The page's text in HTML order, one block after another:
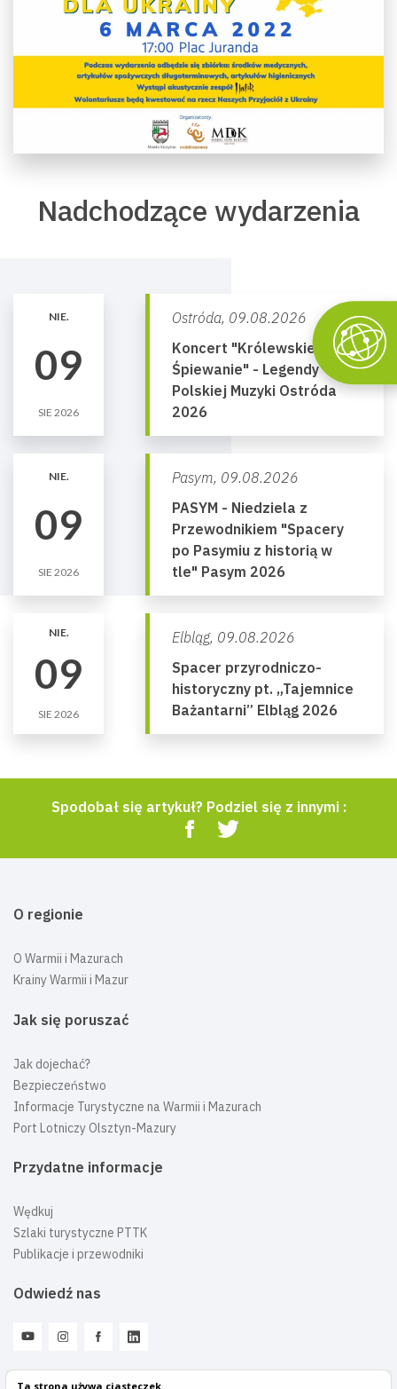
Ta strona używa ciasteczek
Nadchodzące wydarzenia
NIE.
09
SIE 2026
Ostróda, 09.08.2026
Koncert "Królewskie
Śpiewanie" - Legendy
Polskiej Muzyki Ostróda
2026
NIE.
09
SIE 2026
Pasym, 09.08.2026
PASYM - Niedziela z
Przewodnikiem "Spacery
po Pasymiu z historią w
tle" Pasym 2026
NIE.
09
SIE 2026
Elbląg, 09.08.2026
Spacer przyrodniczo-
historyczny pt. „Tajemnice
Bażantarni” Elbląg 2026
Spodobał się artykuł? Podziel się z innymi :
O regionie
O Warmii i Mazurach
Krainy Warmii i Mazur
Jak się poruszać
Jak dojechać?
Bezpieczeństwo
Informacje Turystyczne na Warmii i Mazurach
Port Lotniczy Olsztyn-Mazury
Przydatne informacje
Wędkuj
Szlaki turystyczne PTTK
Publikacje i przewodniki
Odwiedź nas